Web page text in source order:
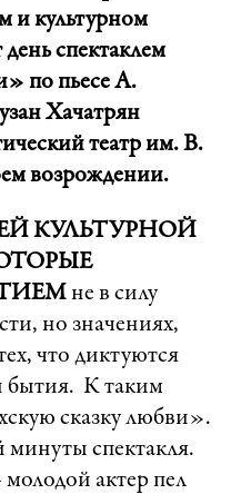
и культурном
спектаклем
по пьесе А.
Хачатрян
театр им. В.
возрождении.
КУЛЬТУРНОЙ
не в силу
но значениях,
что диктуются
бытия. К таким
сказку любви».
минуты спектакля.
актер пел